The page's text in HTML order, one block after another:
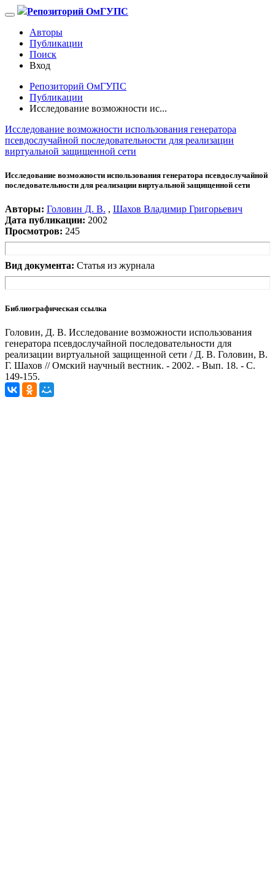
Репозиторий ОмГУПС
Авторы
Публикации
Поиск
Вход
Репозиторий ОмГУПС
Публикации
Исследование возможности ис...
Исследование возможности использования генератора
псевдослучайной последовательности для реализации
виртуальной защищенной сети
Исследование возможности использования генератора псевдослучайной
последовательности для реализации виртуальной защищенной сети
Авторы: Головин Д. В. , Шахов Владимир Григорьевич
Дата публикации: 2002
Просмотров: 245
Вид документа: Статья из журнала
Библиографическая ссылка
Головин, Д. В. Исследование возможности использования
генератора псевдослучайной последовательности для
реализации виртуальной защищенной сети / Д. В. Головин, В.
Г. Шахов // Омский научный вестник. - 2002. - Вып. 18. - С.
149-155.